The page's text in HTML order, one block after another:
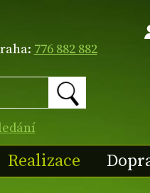
776 882 882
Realizace